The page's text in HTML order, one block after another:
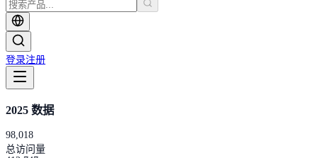
登录注册
2025 数据
98,018
总访问量